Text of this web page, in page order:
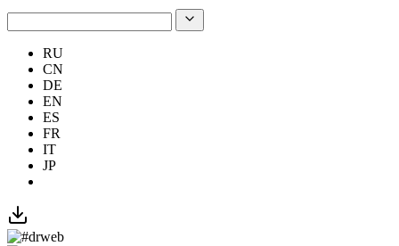
RU
CN
DE
EN
ES
FR
IT
JP